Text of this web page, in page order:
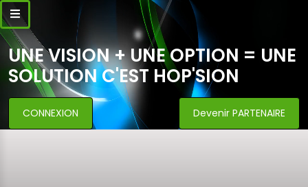
UNE VISION + UNE OPTION = UNE
SOLUTION C'EST HOP'SION
CONNEXION Devenir PARTENAIRE